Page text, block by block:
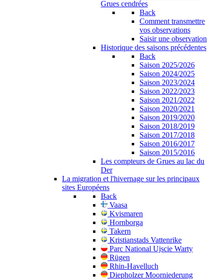
Grues cendrées
Back
Comment transmettre
vos observations
Saisir une observation
Historique des saisons précédentes
Back
Saison 2025/2026
Saison 2024/2025
Saison 2023/2024
Saison 2022/2023
Saison 2021/2022
Saison 2020/2021
Saison 2019/2020
Saison 2018/2019
Saison 2017/2018
Saison 2016/2017
Saison 2015/2016
Les compteurs de Grues au lac du
Der
La migration et l'hivernage sur les principaux
sites Européens
Back
Vaasa
Kvismaren
Hornborga
Takern
Kristianstads Vattenrike
Parc National Ujscie Warty
Rügen
Rhin-Havelluch
Diepholzer Moorniederung